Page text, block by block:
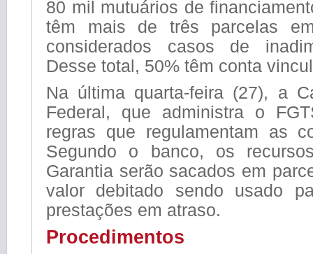
80 mil mutuários de
têm mais de três parcelas
considerados casos de
Desse total, 50% têm conta
Na última quarta-feira (27), a
Federal, que administra o
regras que regulamentam as
Segundo o banco, os
Garantia serão sacados em
valor debitado sendo usado
prestações em atraso.
Procedimentos